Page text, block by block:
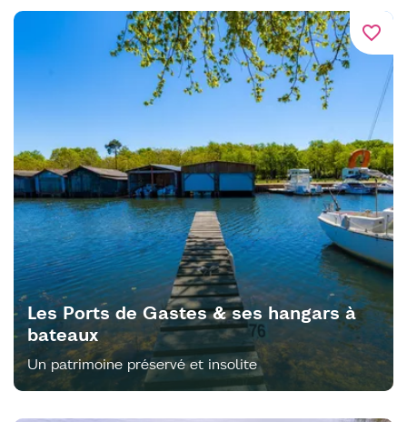
favorite_border
Les Ports de Gastes & ses hangars à
bateaux
Un patrimoine préservé et insolite